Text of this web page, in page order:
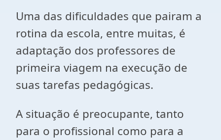
Uma das dificuldades que pairam a
rotina da escola, entre muitas, é
adaptação dos professores de
primeira viagem na execução de
suas tarefas pedagógicas.
A situação é preocupante, tanto
para o profissional como para a